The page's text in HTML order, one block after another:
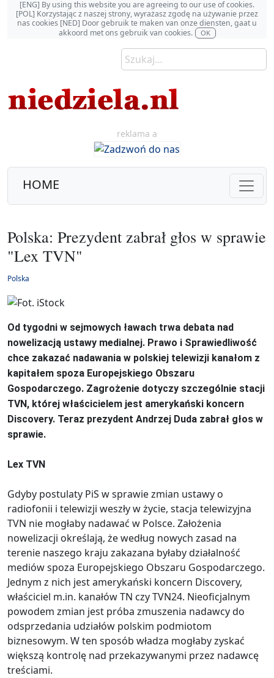
[ENG] By using this website you are agreeing to our use of cookies.
[POL] Korzystając z naszej strony, wyrażasz zgodę na używanie przez
nas cookies [NED] Door gebruik te maken van onze diensten, gaat u
akkoord met ons gebruik van cookies.
OK
reklama a
HOME
Polska: Prezydent zabrał głos w sprawie
"Lex TVN"
Polska
Od tygodni w sejmowych ławach trwa debata nad
nowelizacją ustawy medialnej. Prawo i Sprawiedliwość
chce zakazać nadawania w polskiej telewizji kanałom z
kapitałem spoza Europejskiego Obszaru
Gospodarczego. Zagrożenie dotyczy szczególnie stacji
TVN, której właścicielem jest amerykański koncern
Discovery. Teraz prezydent Andrzej Duda zabrał głos w
sprawie.
Lex TVN
Gdyby postulaty PiS w sprawie zmian ustawy o
radiofonii i telewizji weszły w życie, stacja telewizyjna
TVN nie mogłaby nadawać w Polsce. Założenia
nowelizacji określają, że według nowych zasad na
terenie naszego kraju zakazana byłaby działalność
mediów spoza Europejskiego Obszaru Gospodarczego.
Jednym z nich jest amerykański koncern Discovery,
właściciel m.in. kanałów TN czy TVN24. Nieoficjalnym
powodem zmian jest próba zmuszenia nadawcy do
odsprzedania udziałów polskim podmiotom
biznesowym. W ten sposób władza mogłaby zyskać
większą kontrolę nad przekazywanymi przez nadawcę
treściami.